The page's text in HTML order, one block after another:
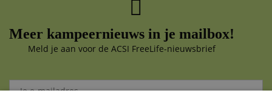
Meer kampeernieuws in je mailbox!
Meld je aan voor de ACSI FreeLife-nieuwsbrief